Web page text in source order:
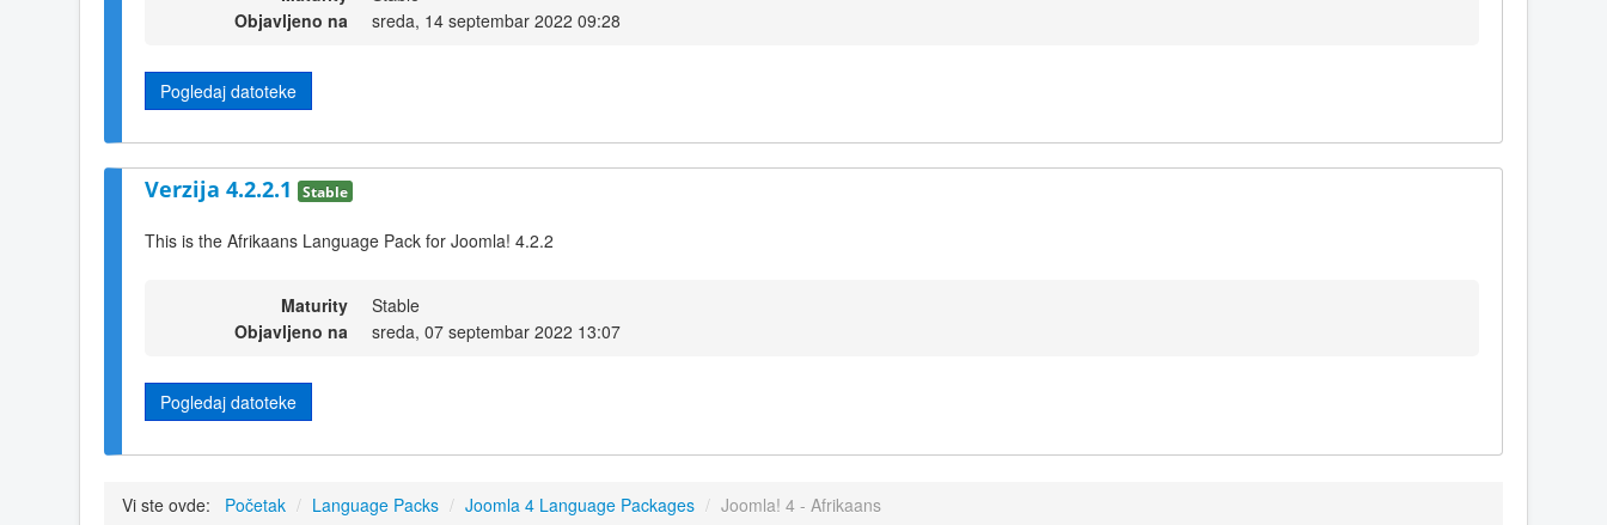
Objavljeno na
sreda, 14 septembar 2022 09:28
Pogledaj datoteke
Verzija 4.2.2.1 Stable
This is the Afrikaans Language Pack for Joomla! 4.2.2
Maturity
Stable
Objavljeno na
sreda, 07 septembar 2022 13:07
Pogledaj datoteke
Vi ste ovde: Početak / Language Packs / Joomla 4 Language Packages / Joomla! 4 - Afrikaans